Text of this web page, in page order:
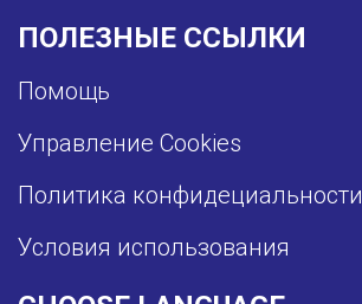
ПОЛЕЗНЫЕ ССЫЛКИ
Помощь
Управление Cookies
Политика конфидециальности
Условия использования